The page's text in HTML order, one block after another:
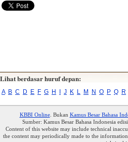
Lihat berdasar huruf depan:
A B C D E F G H J K L M N O P Q R
KBBI Online. Bukan Kamus Besar Bahasa
Sumber: Kamus Besar Bahasa Indonesia
Content of this website may include technical
the content may periodically made to the